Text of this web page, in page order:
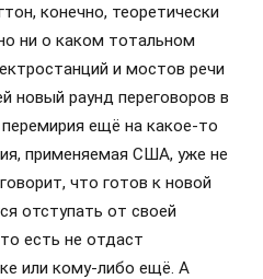
конечно, теоретически
ни о каком тотальном
и мостов речи
новый раунд переговоров в
ещё на какое-то
применяемая США, уже не
что готов к новой
отступать от своей
есть не отдаст
или кому-либо ещё. А